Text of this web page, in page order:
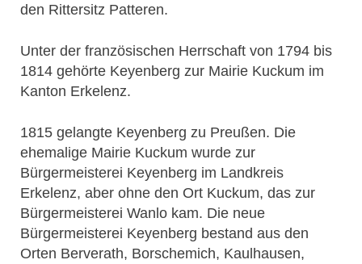
den Rittersitz Patteren.
Unter der französischen Herrschaft von 1794 bis
1814 gehörte Keyenberg zur Mairie Kuckum im
Kanton Erkelenz.
1815 gelangte Keyenberg zu Preußen. Die
ehemalige Mairie Kuckum wurde zur
Bürgermeisterei Keyenberg im Landkreis
Erkelenz, aber ohne den Ort Kuckum, das zur
Bürgermeisterei Wanlo kam. Die neue
Bürgermeisterei Keyenberg bestand aus den
Orten Berverath, Borschemich, Kaulhausen,